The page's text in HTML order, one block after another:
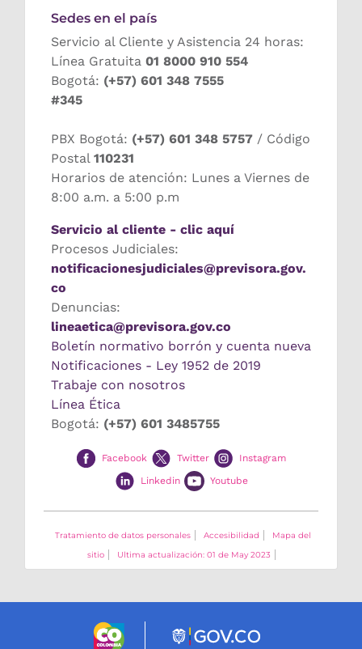
Sedes en el país
Servicio al Cliente y Asistencia 24 horas:
Línea Gratuita 01 8000 910 554
Bogotá: (+57) 601 348 7555
#345
PBX Bogotá: (+57) 601 348 5757 / Código
Postal 110231
Horarios de atención: Lunes a Viernes de
8:00 a.m. a 5:00 p.m
Servicio al cliente - clic aquí
Procesos Judiciales:
notificacionesjudiciales@previsora.gov.
co
Denuncias:
lineaetica@previsora.gov.co
Boletín normativo borrón y cuenta nueva
Notificaciones - Ley 1952 de 2019
Trabaje con nosotros
Línea Ética
Bogotá: (+57) 601 3485755
Facebook Twitter
Instagram
Linkedin
Youtube
Tratamiento de datos personales Accesibilidad
Mapa del
sitio
Ultima actualización: 01 de May 2023
Logo marca Colombia